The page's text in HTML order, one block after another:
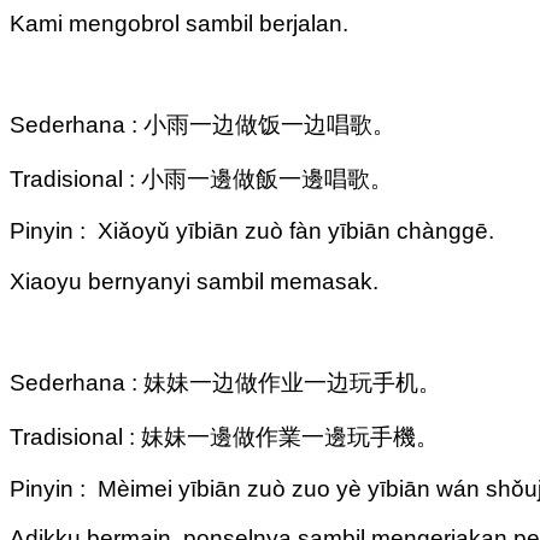
Kami mengobrol sambil berjalan.
Sederhana : 小雨一边做饭一边唱歌。
Tradisional : 小雨一邊做飯一邊唱歌。
Pinyin : Xiǎoyǔ yībiān zuò fàn yībiān chànggē.
Xiaoyu bernyanyi sambil memasak.
Sederhana : 妹妹一边做作业一边玩手机。
Tradisional : 妹妹一邊做作業一邊玩手機。
Pinyin : Mèimei yībiān zuò zuo yè yībiān wán